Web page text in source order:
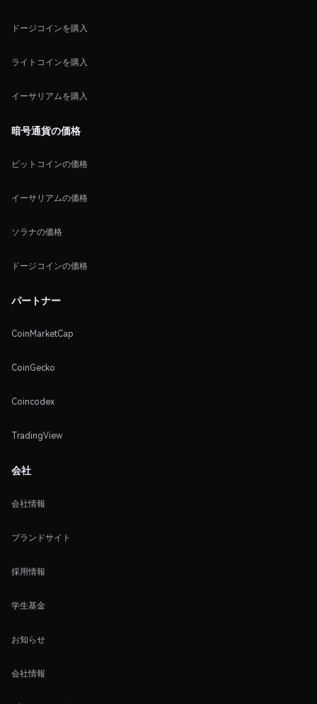
ドージコインを購入
ライトコインを購入
イーサリアムを購入
暗号通貨の価格
ビットコインの価格
イーサリアムの価格
ソラナの価格
ドージコインの価格
パートナー
CoinMarketCap
CoinGecko
Coincodex
TradingView
会社
会社情報
ブランドサイト
採用情報
学生基金
お知らせ
会社情報